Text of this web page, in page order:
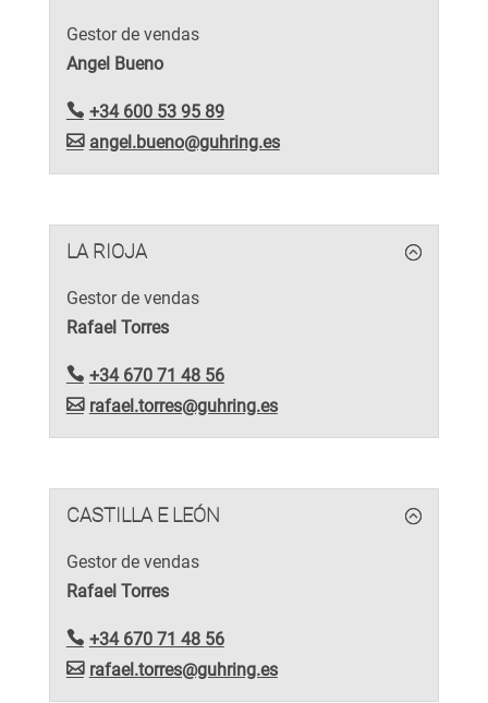
Gestor de vendas
Angel Bueno
+34 600 53 95 89
angel.bueno@guhring.es
LA RIOJA
Gestor de vendas
Rafael Torres
+34 670 71 48 56
rafael.torres@guhring.es
CASTILLA E LEÓN
Gestor de vendas
Rafael Torres
+34 670 71 48 56
rafael.torres@guhring.es